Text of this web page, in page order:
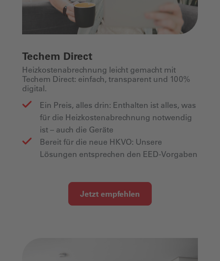
Techem Direct
Heizkostenabrechnung leicht gemacht mit
Techem Direct: einfach, transparent und 100%
digital.
Ein Preis, alles drin: Enthalten ist alles, was
für die Heizkostenabrechnung notwendig
ist – auch die Geräte
Bereit für die neue HKVO: Unsere
Lösungen entsprechen den EED-Vorgaben
Jetzt empfehlen